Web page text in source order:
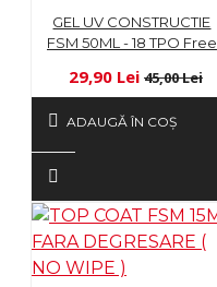
GEL UV CONSTRUCTIE
FSM 50ML - 18 TPO Free
29,90 Lei 45,00 Lei
ADAUGĂ ÎN COŞ